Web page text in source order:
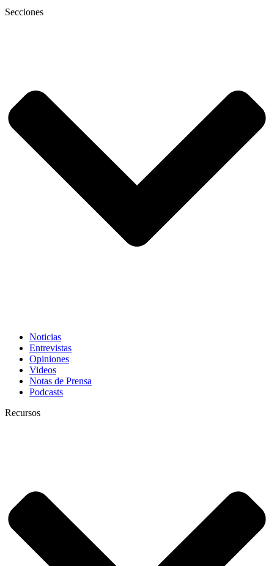
Secciones
Noticias
Entrevistas
Opiniones
Videos
Notas de Prensa
Podcasts
Recursos